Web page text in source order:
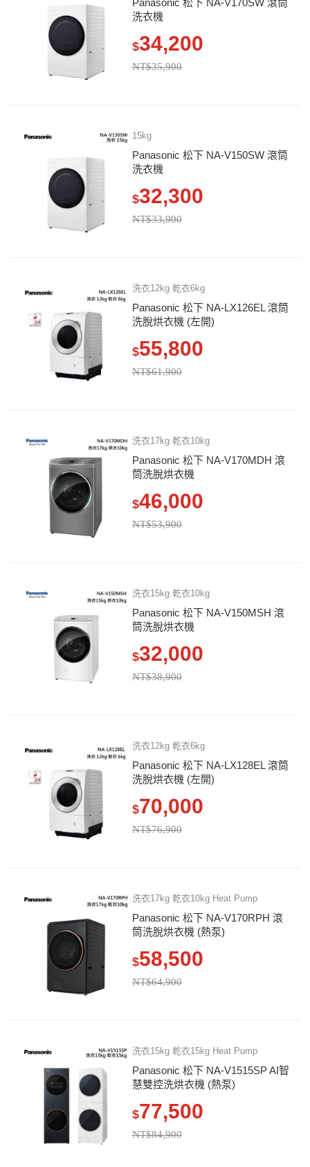
Panasonic 松下 NA-V170SW 滾筒
洗衣機
$34,200
NT$35,900
15kg
Panasonic 松下 NA-V150SW 滾筒
洗衣機
$32,300
NT$33,900
洗衣12kg 乾衣6kg
Panasonic 松下 NA-LX126EL 滾筒
洗脫烘衣機 (左開)
$55,800
NT$61,900
洗衣17kg 乾衣10kg
Panasonic 松下 NA-V170MDH 滾
筒洗脫烘衣機
$46,000
NT$53,900
洗衣15kg 乾衣10kg
Panasonic 松下 NA-V150MSH 滾
筒洗脫烘衣機
$32,000
NT$38,900
洗衣12kg 乾衣6kg
Panasonic 松下 NA-LX128EL 滾筒
洗脫烘衣機 (左開)
$70,000
NT$76,900
洗衣17kg 乾衣10kg Heat Pump
Panasonic 松下 NA-V170RPH 滾
筒洗脫烘衣機 (熱泵)
$58,500
NT$64,900
洗衣15kg 乾衣15kg Heat Pump
Panasonic 松下 NA-V1515SP AI智
慧雙控洗烘衣機 (熱泵)
$77,500
NT$84,900